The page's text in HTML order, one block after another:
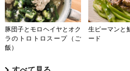
豚団子とモロヘイヤとオク
ラのトロトロスープ（ご
飯）
生ピーマンと
ード